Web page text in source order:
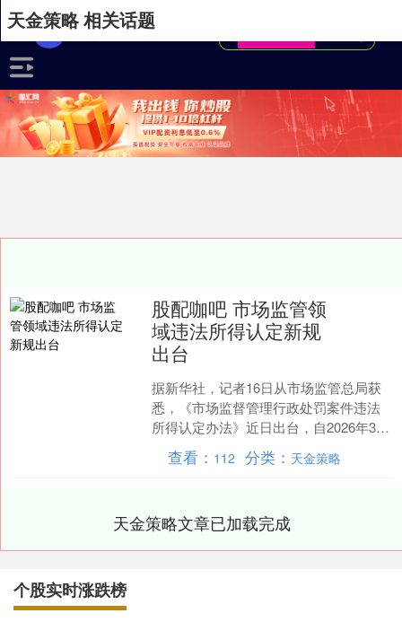
天金策略 相关话题
股配咖吧 市场监管领
域违法所得认定新规
出台
据新华社，记者16日从市场监管总局获
悉，《市场监督管理行政处罚案件违法
所得认定办法》近日出台，自2026年3月
20日起施行。办法对市场监管领域行政
处罚案件违法所....
查看： 112 分类： 天金策略
天金策略文章已加载完成
个股实时涨跌榜